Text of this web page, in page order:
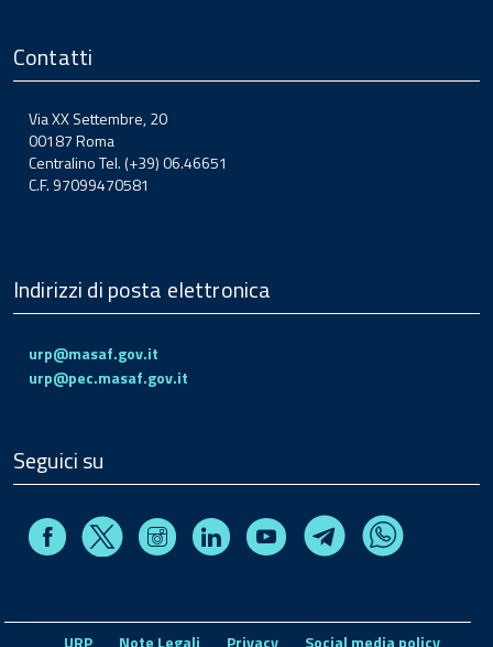
Contatti
Via XX Settembre, 20
00187 Roma
Centralino Tel. (+39) 06.46651
C.F. 97099470581
Indirizzi di posta elettronica
urp@masaf.gov.it
urp@pec.masaf.gov.it
Seguici su
FacebookX InstagramLinkedin Youtube TelegramWhatsapp
URP Note Legali Privacy Social media policy